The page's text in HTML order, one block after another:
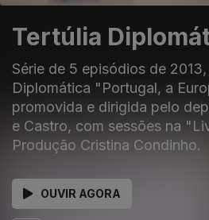
Tertúlia
Série de 5 episódios de
Diplomática "Portugal, a
promovida e dirigida pelo
e Castro, com sessões na
Produção Cristina Condinho.
OUVIR AGORA